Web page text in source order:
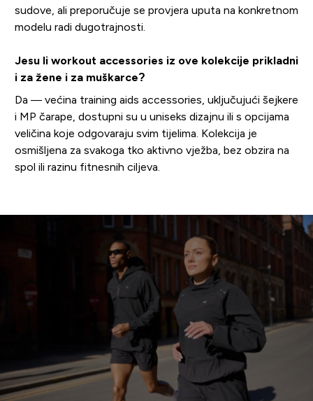
sudove, ali preporučuje se provjera uputa na konkretnom
modelu radi dugotrajnosti.
Jesu li workout accessories iz ove kolekcije prikladni
i za žene i za muškarce?
Da — većina training aids accessories, uključujući šejkere
i MP čarape, dostupni su u uniseks dizajnu ili s opcijama
veličina koje odgovaraju svim tijelima. Kolekcija je
osmišljena za svakoga tko aktivno vježba, bez obzira na
spol ili razinu fitnesnih ciljeva.